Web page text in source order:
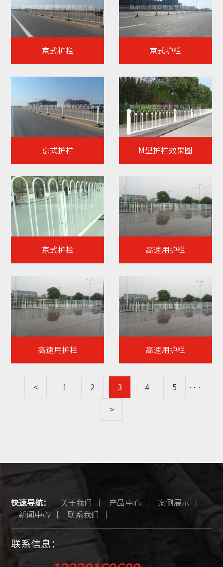
京式护栏 京式护栏
京式护栏 M型护栏效果图
京式护栏 高速用护栏
高速用护栏 高速用护栏
< 1 2 3 4 5 ···
>
快速导航： 关于我们 产品中心
案例展示
新闻中心
联系我们
联系信息：